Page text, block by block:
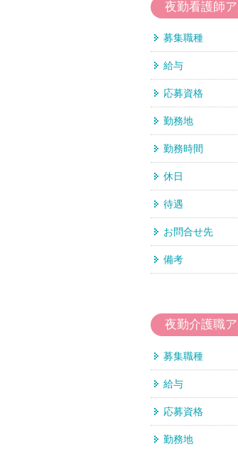
夜勤看護師
募集職種
給与
応募資格
勤務地
勤務時間
休日
待遇
お問合せ先
備考
夜勤介護職
募集職種
給与
応募資格
勤務地